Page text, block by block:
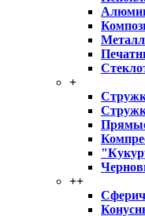
Металл
+
++